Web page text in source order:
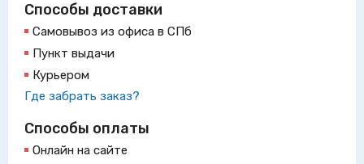
Способы доставки
Самовывоз из офиса в СПб
Пункт выдачи
Курьером
Где забрать заказ?
Способы оплаты
Онлайн на сайте